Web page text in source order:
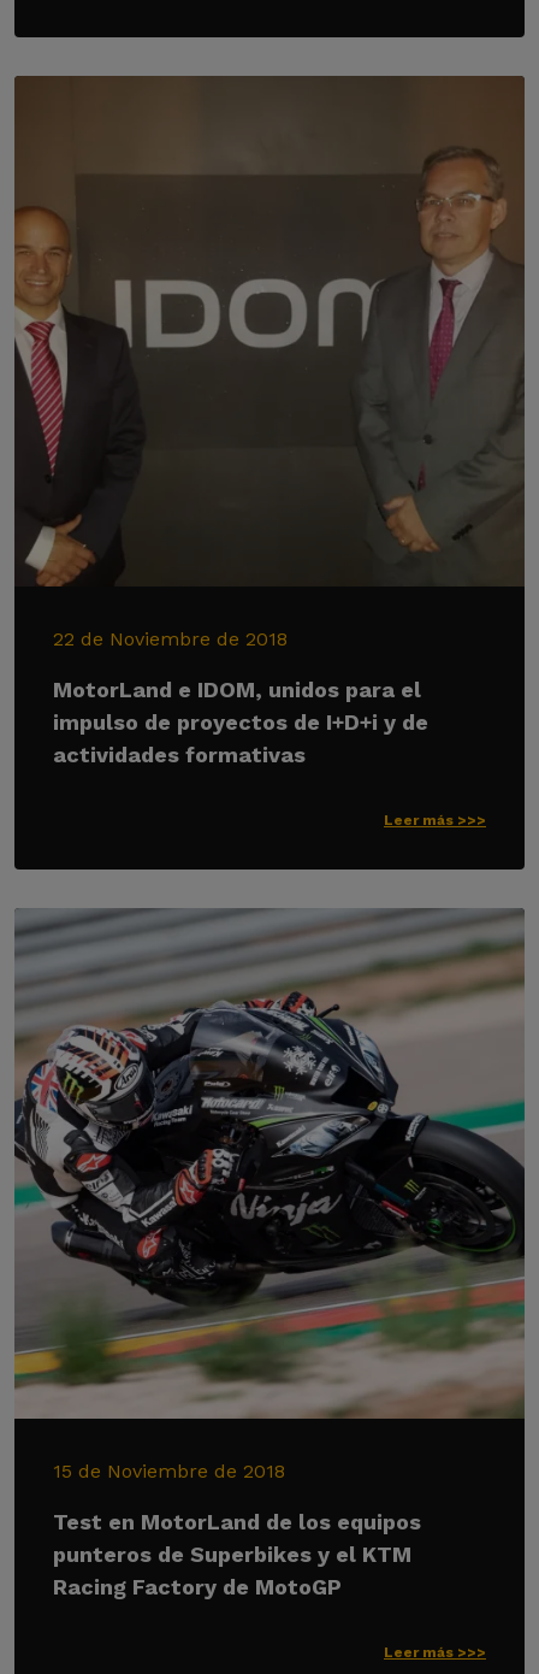
22 de Noviembre de 2018
MotorLand e IDOM, unidos para el
impulso de proyectos de I+D+i y de
actividades formativas
Leer más >>>
15 de Noviembre de 2018
Test en MotorLand de los equipos
punteros de Superbikes y el KTM
Racing Factory de MotoGP
Leer más >>>